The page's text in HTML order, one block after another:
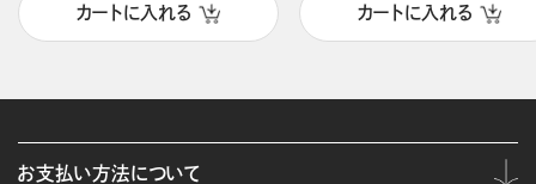
カートに入れる カートに入れる
お支払い方法について